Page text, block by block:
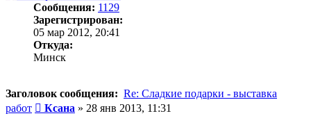
Сообщения: 1129
Зарегистрирован:
05 мар 2012, 20:41
Откуда:
Минск
Заголовок сообщения: Re: Сладкие подарки - выставка
работ
Сообщение
Ксана » 28 янв 2013, 11:31